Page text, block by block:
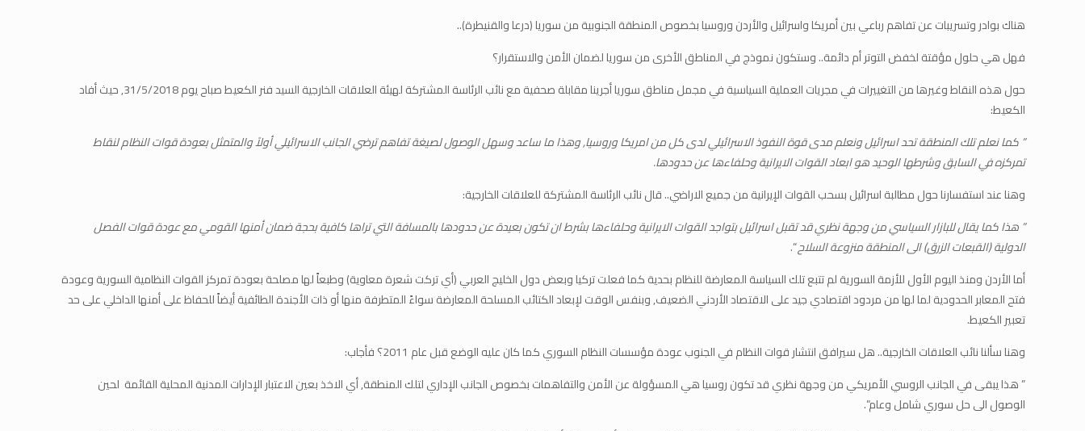
هناك بوادر وتسريبات عن تفاهم رباعي بين أمريكا واسرائيل والأردن وروسيا بخصوص المنطقة الجنوبية من سوريا (درعا والقنيطرة)..
فهل هي حلول مؤقتة لخفض التوتر أم دائمة.. وستكون نموذج في المناطق الأخرى من سوريا لضمان الأمن والاستقرار؟
حول هذه النقاط وغيرها من التغييرات في مجريات العملية السياسية في مجمل مناطق سوريا أجرينا مقابلة صحفية مع نائب الرئاسة المشتركة لهيئة العلاقات الخارجية السيد فنر الكعيط صباح يوم 31/5/2018, حيث أفاد
الكعيط:
” كما نعلم تلك المنطقة تحد اسرائيل ونعلم مدى قوة النفوذ الاسرائيلي لدى كل من امريكا وروسيا, وهذا ما ساعد وسهل الوصول لصيغة تفاهم ترضي الجانب الاسرائيلي أولاً والمتمثل بعودة قوات النظام لنقاط
تمركزه في السابق وشرطها الوحيد هو ابعاد القوات الايرانية وحلفاءها عن حدودها.
وهنا عند استفسارنا حول مطالبة اسرائيل بسحب القوات الإيرانية من جميع الاراضي.. قال نائب الرئاسة المشتركة للعلاقات الخارجية:
” هذا كما يقال للبازار السياسي من وجهة نظري قد تقبل اسرائيل بتواجد القوات الايرانية وحلفاءها بشرط ان تكون بعيدة عن حدودها بالمسافة التي تراها كافية بحجة ضمان أمنها القومي مع عودة قوات الفصل
الدولية (القبعات الزرق) الى المنطقة منزوعة السلاح“.
أما الأردن ومنذ اليوم الأول للأزمة السورية لم تتبع تلك السياسة المعارضة للنظام بحدية كما فعلت تركيا وبعض دول الخليج العربي (أي تركت شعرة معاوية) وطبعاً لها مصلحة بعودة تمركز القوات النظامية السورية وعودة
فتح المعابر الحدودية لما لها من مردود اقتصادي جيد على الاقتصاد الأردني الضعيف, وبنفس الوقت لإبعاد الكتائب المسلحة المعارضة سواءً المتطرفة منها أو ذات الأجندة الطائفية أيضاً للحفاظ على أمنها الداخلي على حد
تعبير الكعيط.
وهنا سألنا نائب العلاقات الخارجية.. هل سيرافق انتشار قوات النظام في الجنوب عودة مؤسسات النظام السوري كما كان عليه الوضع قبل عام 2011؟ فأجاب:
” هذا يبقى في الجانب الروسي الأمريكي من وجهة نظري قد تكون روسيا هي المسؤولة عن الأمن والتفاهمات بخصوص الجانب الإداري لتلك المنطقة, أي الاخذ بعين الاعتبار الإدارات المدنية المحلية القائمة لحين
الوصول الى حل سوري شامل وعام”.